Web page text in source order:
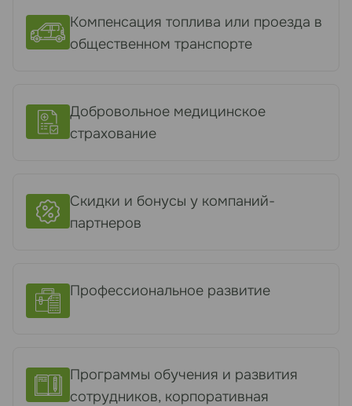
Компенсация топлива или проезда в
общественном транспорте
Добровольное медицинское
страхование
Скидки и бонусы у компаний-
партнеров
Профессиональное развитие
Программы обучения и развития
сотрудников, корпоративная